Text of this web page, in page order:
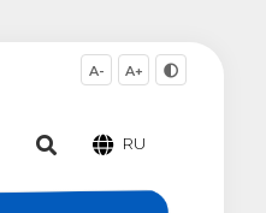
A- A+
RU